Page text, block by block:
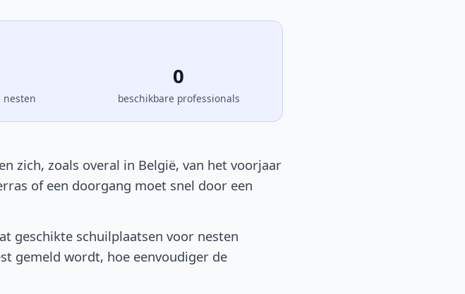
nesten
0
beschikbare professionals
zich, zoals overal in België, van het voorjaar
of een doorgang moet snel door een
geschikte schuilplaatsen voor nesten
gemeld wordt, hoe eenvoudiger de